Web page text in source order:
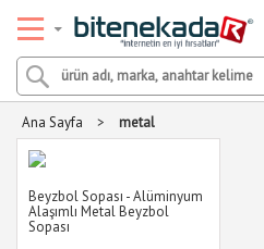
Ana Sayfa > metal
Beyzbol Sopası - Alüminyum
Alaşımlı Metal Beyzbol
Sopası